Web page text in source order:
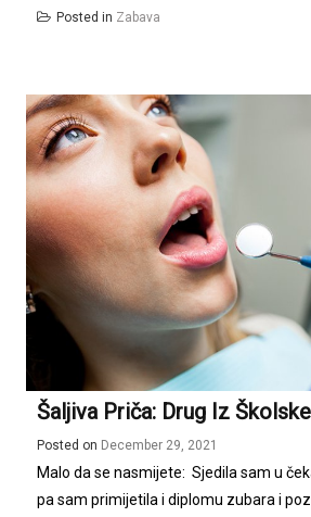
Posted in Zabava
Šaljiva Priča: Drug Iz
Posted on December 29, 2021
Malo da se nasmijete: Sjedila sam u
pa sam primijetila i diplomu zubara i